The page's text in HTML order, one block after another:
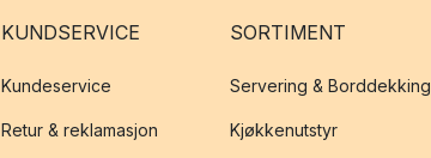
KUNDSERVICE
Kundeservice
Retur & reklamasjon
SORTIMENT
Servering & Borddekking
Kjøkkenutstyr